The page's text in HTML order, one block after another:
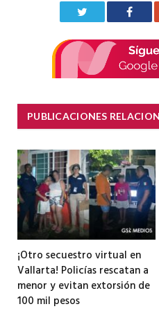
PUBLICACIONES
¡Otro secuestro virtual en
Vallarta! Policías rescatan a
menor y evitan extorsión de
100 mil pesos